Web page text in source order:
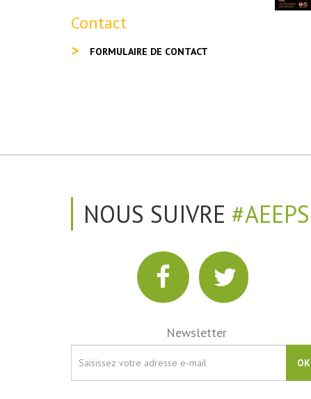
Contact
FORMULAIRE DE CONTACT
NOUS SUIVRE #AEEPS
Newsletter
OK